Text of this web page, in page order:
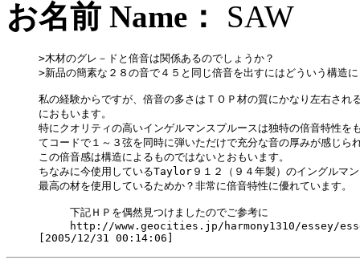
お名前 Name：
>木材のグレ－ドと倍音は関係あるのでしょうか？
>新品の簡素な２８の音で４５と同じ倍音を出すにはどういう構造
私の経験からですが、倍音の多さはＴＯＰ材の質にかなり左右され
におもいます。
特にクオリティの高いインゲルマンスプルースは独特の倍音特性を
てコードで１～３弦を同時に弾いただけで充分な音の厚みが感じら
この倍音感は構造によるものではないとおもいます。
ちなみに今使用しているTaylor９１２（９４年製）のイングルマ
最高の材を使用しているためか？非常に倍音特性に優れています。
下記ＨＰを偶然見つけましたのでご参考に
http://www.geocities.jp/harmony1310/essey/